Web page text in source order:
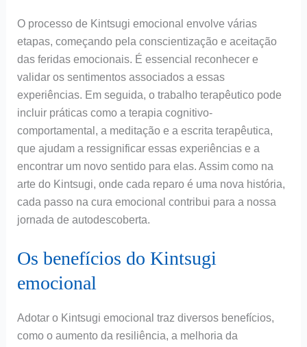
O processo de Kintsugi emocional envolve várias
etapas, começando pela conscientização e aceitação
das feridas emocionais. É essencial reconhecer e
validar os sentimentos associados a essas
experiências. Em seguida, o trabalho terapêutico pode
incluir práticas como a terapia cognitivo-
comportamental, a meditação e a escrita terapêutica,
que ajudam a ressignificar essas experiências e a
encontrar um novo sentido para elas. Assim como na
arte do Kintsugi, onde cada reparo é uma nova história,
cada passo na cura emocional contribui para a nossa
jornada de autodescoberta.
Os benefícios do Kintsugi
emocional
Adotar o Kintsugi emocional traz diversos benefícios,
como o aumento da resiliência, a melhoria da